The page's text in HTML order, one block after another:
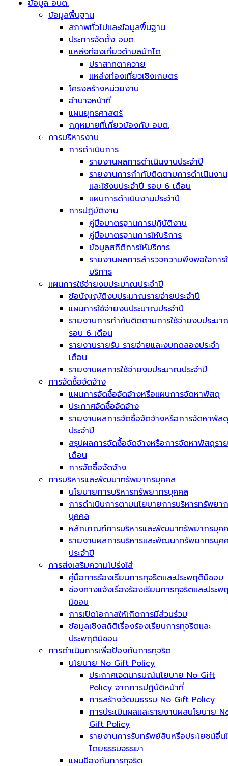
ข้อมูล อบต.
ข้อมูลพื้นฐาน
สภาพทั่วไปและข้อมูลพื้นฐาน
ประการจัดตั้ง อบต.
แหล่งท่องเที่ยวตำบลบักได
ปราสาทตาควาย
แหล่งท่องเที่ยวเชิงเกษตร
โครงสร้างหน่วยงาน
อำนาจหน้าที่
แผนยุทธศาสตร์
กฎหมายที่เกี่ยวข้องกับ อบต.
การบริหารงาน
การดำเนินการ
รายงานผลการดำเนินงานประจำปี
รายงานการกำกับติดตามการดำเนินงาน
และใช้งบประจำปี รอบ 6 เดือน
แผนการดำเนินงานประจำปี
การปฏิบัติงาน
คู่มือมาตรฐานการปฏิบัติงาน
คู่มือมาตรฐานการให้บริการ
ข้อมูลสถิติการให้บริการ
รายงานผลการสำรวจความพึงพอใจการ
บริการ
แผนการใช้จ่ายงบประมาณประจำปี
ข้อบัญญัติงบประมาณรายจ่ายประจำปี
แผนการใช้จ่ายงบประมาณประจำปี
รายงานการกำกับติดตามการใช้จ่ายงบประม
รอบ 6 เดือน
รายงานรายรับ รายจ่ายและงบทดลองประจำ
เดือน
รายงานผลการใช้จ่ายงบประมาณประจำปี
การจัดซื้อจัดจ้าง
แผนการจัดซื้อจัดจ้างหรือแผนการจัดหาพัสดุ
ประกาศจัดซื้อจัดจ้าง
รายงานผลการจัดซื้อจัดจ้างหรือการจัดหาพัสดุ
ประจำปี
สรุปผลการจัดซื้อจัดจ้างหรือการจัดหาพัสดุราย
เดือน
การจัดซื้อจัดจ้าง
การบริหารและพัฒนาทรัพยากรบุคคล
นโยบายการบริหารทรัพยากรบุคคล
การดำเนินการตามนโยบายการบริหารทรัพยา
บุคคล
หลักเกณฑ์การบริหารและพัฒนาทรัพยากรบุค
รายงานผลการบริหารและพัฒนาทรัพยากรบุค
ประจำปี
การส่งเสริมความโปร่งใส่
คู่มือการร้องเรียนการทุจริตและประพฤติมิชอบ
ช่องทางแจ้งเรื่องร้องเรียนการทุจริตและประพ
มิชอบ
การเปิดโอกาสให้เกิดการมีส่วนร่วม
ข้อมูลเชิงสถิติเรื่องร้องเรียนการทุจริตและ
ประพฤติมิชอบ
การดำเนินการเพื่อป้องกันการทุจริต
นโยบาย No Gift Policy
ประกาศเจตนารมณ์นโยบาย No Gift
Policy จากการปฏิบัติหน้าที่
การสร้างวัฒนธรรม No Gift Policy
การประเมินผลและรายงานผลนโยบาย
Gift Policy
รายงานการรับทรัพย์สินหรือประโยชน์อื่น
โดยธรรมจรรยา
แผนป้องกันการทุจริต